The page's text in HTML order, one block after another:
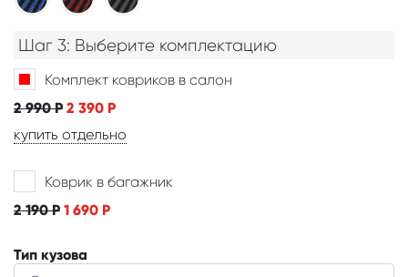
Шаг 3: Выберите комплектацию
Комплект ковриков в салон
2 990Р 2 390 Р
купить отдельно
Коврик в багажник
2 190Р 1 690 Р
Тип кузова